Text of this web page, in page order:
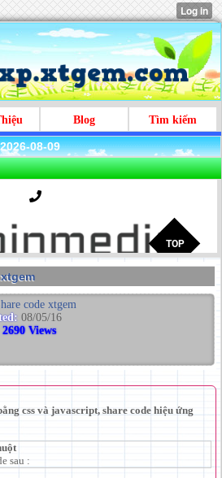
Blog Tìm kiếm
2026-08-09
code xtgem
08/05/16
2690 Views
css và javascript, share code hiệu ứng
sau :